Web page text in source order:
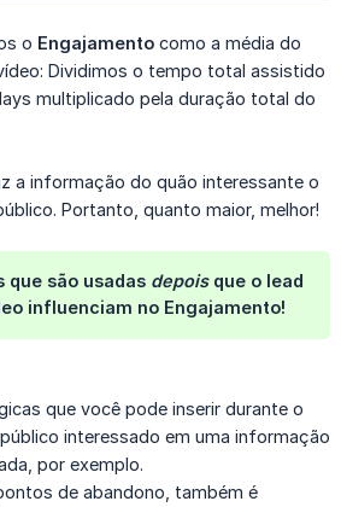
o Engajamento como a média do
Dividimos o tempo total assistido
multiplicado pela duração total do
a informação do quão interessante o
Portanto, quanto maior, melhor!
que são usadas depoisque o lead
influenciam no Engajamento!
que você pode inserir durante o
interessado em uma informação
por exemplo.
de abandono, também é